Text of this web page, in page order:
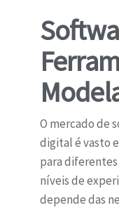
O mercado de
digital é vasto
para
níveis de
depende das